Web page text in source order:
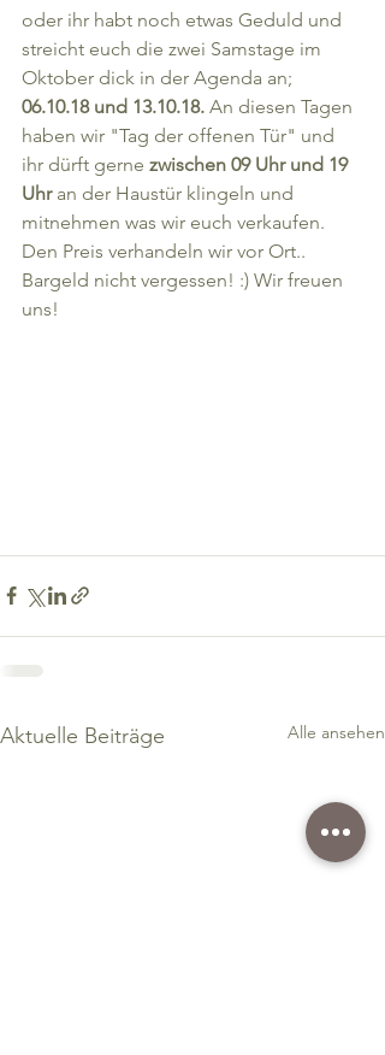
oder ihr habt noch etwas Geduld und
streicht euch die zwei Samstage im
Oktober dick in der Agenda an;
06.10.18 und 13.10.18. An diesen Tagen
haben wir "Tag der offenen Tür" und
ihr dürft gerne zwischen 09 Uhr und 19
Uhr an der Haustür klingeln und
mitnehmen was wir euch verkaufen.
Den Preis verhandeln wir vor Ort..
Bargeld nicht vergessen! :) Wir freuen
uns!
Aktuelle Beiträge Alle ansehen